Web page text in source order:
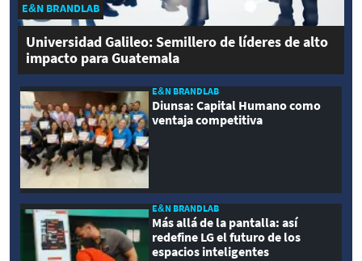
E&N BRANDLAB
Universidad Galileo: Semillero de líderes de alto
impacto para Guatemala
E&N BRANDLAB
Diunsa: Capital Humano como
ventaja competitiva
E&N BRANDLAB
Más allá de la pantalla: así
redefine LG el futuro de los
espacios inteligentes